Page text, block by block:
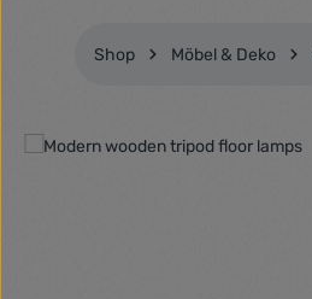
Shop Möbel & Deko
Bildergalerie überspringen